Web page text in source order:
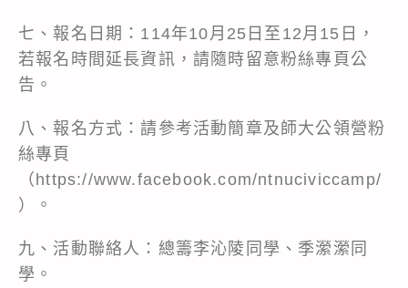
七、報名日期：114年10月25日至12月15日，
若報名時間延長資訊，請隨時留意粉絲專頁公
告。
八、報名方式：請參考活動簡章及師大公領營粉
絲專頁
（https://www.facebook.com/ntnuciviccamp/
）。
九、活動聯絡人：總籌李沁陵同學、季瀠瀠同
學。